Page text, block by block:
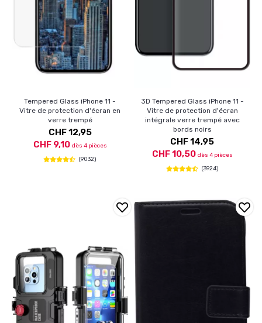
Tempered Glass iPhone 11 -
Vitre de protection d'écran en
verre trempé
CHF 12,95
CHF 9,10 dès 4 pièces
(9032)
3D Tempered Glass iPhone 11 -
Vitre de protection d'écran
intégrale verre trempé avec
bords noirs
CHF 14,95
CHF 10,50 dès 4 pièces
(3924)